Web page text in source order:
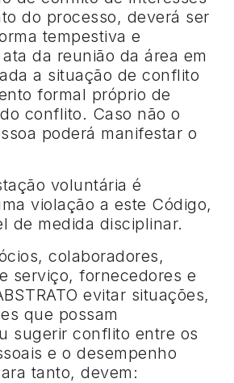
do processo, deverá ser
tempestiva e
da reunião da área em
a situação de conflito
formal próprio de
conflito. Caso não o
poderá manifestar o
voluntária é
violação a este Código,
de medida disciplinar.
colaboradores,
serviço, fornecedores e
evitar situações,
que possam
sugerir conflito entre os
e o desempenho
tanto, devem: